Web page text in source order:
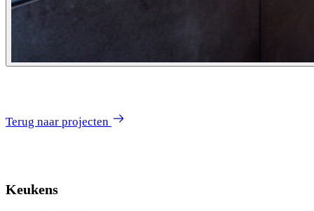
Terug naar projecten
Keukens